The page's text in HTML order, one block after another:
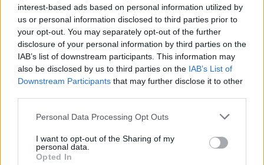
interest-based ads based on personal information utilized by
us or personal information disclosed to third parties prior to
your opt-out. You may separately opt-out of the further
disclosure of your personal information by third parties on the
IAB’s list of downstream participants. This information may
also be disclosed by us to third parties on the IAB’s List of
Downstream Participants that may further disclose it to other
Personal Data Processing Opt Outs
I want to opt-out of the Sharing of my
personal data.
Opted In
Heidelbeer-Smoothie
Leicht
Gurken Smoothie
Leicht